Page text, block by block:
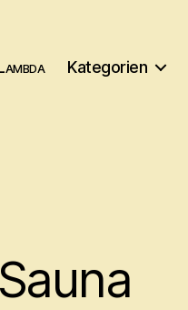
Kategorien